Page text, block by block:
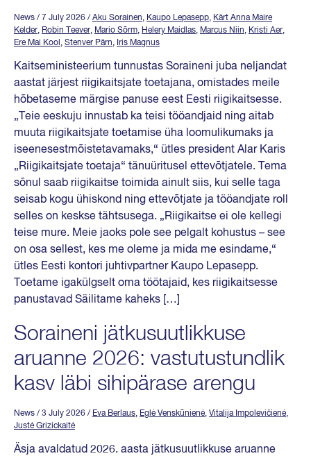
News / 7 July 2026 / Aku Sorainen, Kaupo Lepasepp, Kärt Anna Maire
Kelder, Robin Teever, Mario Sõrm, Helery Maidlas, Marcus Niin, Kristi Aer,
Ere Mai Kool , Stenver Pärn, Iris Magnus
Kaitseministeerium tunnustas Soraineni juba neljandat
aastat järjest riigikaitsjate toetajana, omistades meile
hõbetaseme märgise panuse eest Eesti riigikaitsesse.
„Teie eeskuju innustab ka teisi tööandjaid ning aitab
muuta riigikaitsjate toetamise üha loomulikumaks ja
iseenesestmõistetavamaks,“ ütles president Alar Karis
„Riigikaitsjate toetaja“ tänuüritusel ettevõtjatele. Tema
sõnul saab riigikaitse toimida ainult siis, kui selle taga
seisab kogu ühiskond ning ettevõtjate ja tööandjate roll
selles on keskse tähtsusega. „Riigikaitse ei ole kellegi
teise mure. Meie jaoks pole see pelgalt kohustus – see
on osa sellest, kes me oleme ja mida me esindame,“
ütles Eesti kontori juhtivpartner Kaupo Lepasepp.
Toetame igakülgselt oma töötajaid, kes riigikaitsesse
panustavad Säilitame kaheks […]
Soraineni jätkusuutlikkuse
aruanne 2026: vastutustundlik
kasv läbi sihipärase arengu
News / 3 July 2026 / Eva Berlaus, Eglė Venskūnienė, Vitalija Impolevičienė,
Justė Grizickaitė
Äsja avaldatud 2026. aasta jätkusuutlikkuse aruanne